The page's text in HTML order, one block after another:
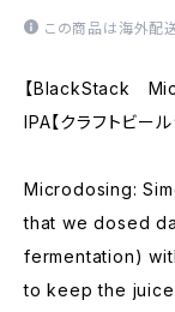
この商品は海外配
【BlackStack
IPA【クラフトビール
Microdosing:
that we dosed
fermentation)
to keep the